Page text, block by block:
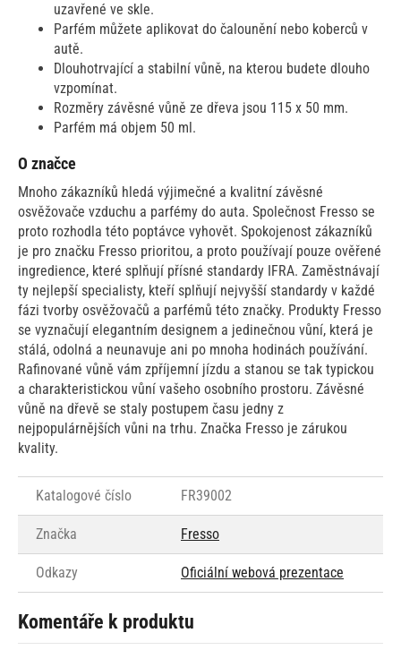
uzavřené ve skle.
Parfém můžete aplikovat do čalounění nebo koberců v
autě.
Dlouhotrvající a stabilní vůně, na kterou budete dlouho
vzpomínat.
Rozměry závěsné vůně ze dřeva jsou 115 x 50 mm.
Parfém má objem 50 ml.
O značce
Mnoho zákazníků hledá výjimečné a kvalitní závěsné
osvěžovače vzduchu a parfémy do auta. Společnost Fresso se
proto rozhodla této poptávce vyhovět. Spokojenost zákazníků
je pro značku Fresso prioritou, a proto používají pouze ověřené
ingredience, které splňují přísné standardy IFRA. Zaměstnávají
ty nejlepší specialisty, kteří splňují nejvyšší standardy v každé
fázi tvorby osvěžovačů a parfémů této značky. Produkty Fresso
se vyznačují elegantním designem a jedinečnou vůní, která je
stálá, odolná a neunavuje ani po mnoha hodinách používání.
Rafinované vůně vám zpříjemní jízdu a stanou se tak typickou
a charakteristickou vůní vašeho osobního prostoru. Závěsné
vůně na dřevě se staly postupem času jedny z
nejpopulárnějších vůni na trhu. Značka Fresso je zárukou
kvality.
Katalogové číslo FR39002
Značka Fresso
Odkazy Oficiální webová prezentace
Komentáře k produktu